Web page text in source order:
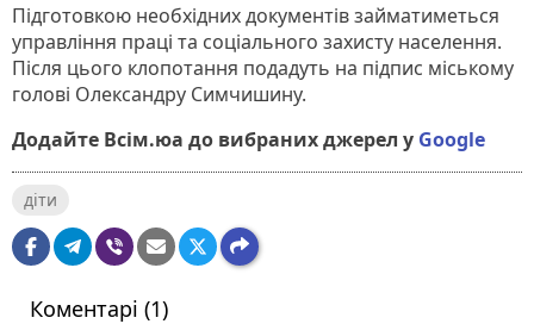
Підготовкою необхідних документів займатиметься
управління праці та соціального захисту населення.
Після цього клопотання подадуть на підпис міському
голові Олександру Симчишину.
Додайте Всім.юа до вибраних джерел у Google
діти
Коментарі (1)